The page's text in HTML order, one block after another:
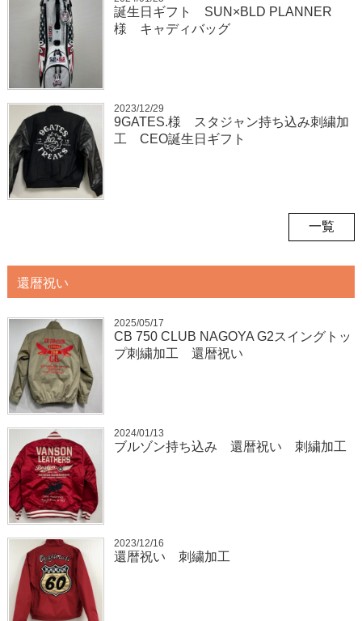
誕生日ギフト SUN×BLD PLANNER
様 キャディバッグ
2023/12/29
9GATES.様 スタジャン持ち込み刺繍加
工 CEO誕生日ギフト
一覧
還暦祝い
2025/05/17
CB 750 CLUB NAGOYA G2スイングトッ
プ刺繍加工 還暦祝い
2024/01/13
ブルゾン持ち込み 還暦祝い 刺繍加工
2023/12/16
還暦祝い 刺繍加工